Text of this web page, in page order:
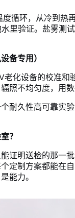
环，从冷到热再
里验证。盐雾测
备专用）
老化设备的校准和
照不均匀度，用数
耐久性高可靠实
？
证明送检的那一
定制方案都能在
能力。